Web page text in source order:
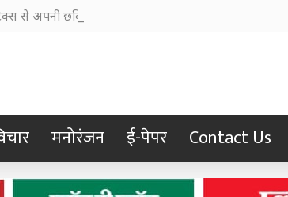
से अपनी छवि चमकाने में किया खर्च
मनोरंजन ई-पेपर Contact Us